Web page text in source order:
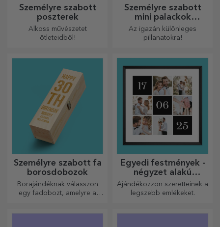
Személyre szabott
poszterek
Alkoss művészetet
ötleteidből!
Személyre szabott
mini palackok
pezsgővel
Az igazán különleges
pillanatokra!
Személyre szabott fa
borosdobozok
Borajándéknak válasszon
egy fadobozt, amelyre a
Egyedi festmények -
négyzet alakú
formátum
Ajándékozzon szeretteinek a
legszebb emlékeket.